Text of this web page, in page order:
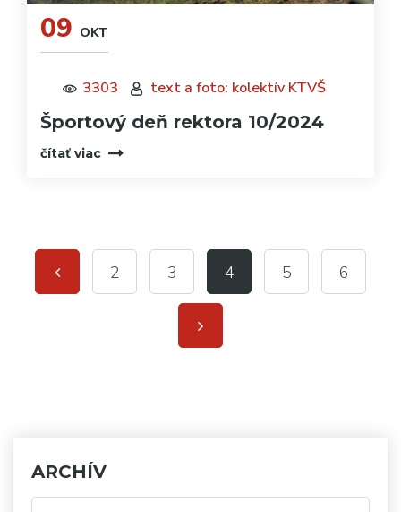
09 OKT
3303 text a foto: kolektív KTVŠ
Športový deň rektora 10/2024
čítať viac
2 3 4 5 6
ARCHÍV